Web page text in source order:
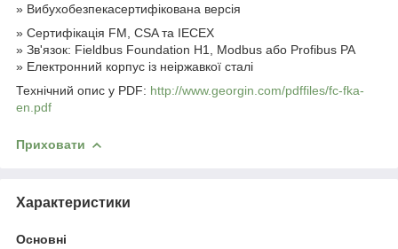
» Вибухобезпекасертифікована версія
» Сертифікація FM, CSA та IECEX
» Зв'язок: Fieldbus Foundation H1, Modbus або Profibus PA
» Електронний корпус із неіржавкої сталі
Технічний опис у PDF: http://www.georgin.com/pdffiles/fc-fka-
en.pdf
Приховати
Характеристики
Основні